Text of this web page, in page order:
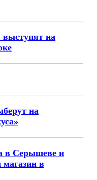
на
на
в Серышеве и
в